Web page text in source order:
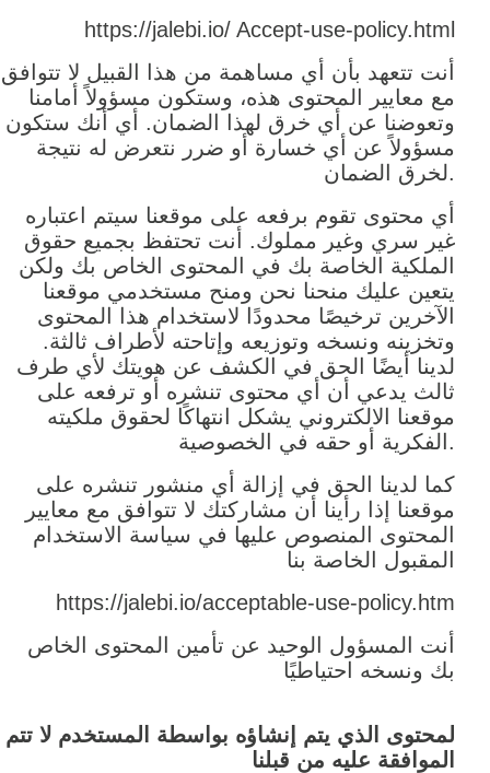
https://jalebi.io/ Accept-use-policy.html
أنت تتعهد بأن أي مساهمة من هذا القبيل لا تتوافق
مع معايير المحتوى هذه، وستكون مسؤولاً أمامنا
وتعوضنا عن أي خرق لهذا الضمان. أي أنك ستكون
مسؤولاً عن أي خسارة أو ضرر نتعرض له نتيجة
لخرق الضمان.
أي محتوى تقوم برفعه على موقعنا سيتم اعتباره
غير سري وغير مملوك. أنت تحتفظ بجميع حقوق
الملكية الخاصة بك في المحتوى الخاص بك ولكن
يتعين عليك منحنا نحن ومنح مستخدمي موقعنا
الآخرين ترخيصًا محدودًا لاستخدام هذا المحتوى
وتخزينه ونسخه وتوزيعه وإتاحته لأطراف ثالثة.
لدينا أيضًا الحق في الكشف عن هويتك لأي طرف
ثالث يدعي أن أي محتوى تنشره أو ترفعه على
موقعنا الالكتروني يشكل انتهاكًا لحقوق ملكيته
الفكرية أو حقه في الخصوصية.
كما لدينا الحق في إزالة أي منشور تنشره على
موقعنا إذا رأينا أن مشاركتك لا تتوافق مع معايير
المحتوى المنصوص عليها في سياسة الاستخدام
المقبول الخاصة بنا
https://jalebi.io/acceptable-use-policy.htm
أنت المسؤول الوحيد عن تأمين المحتوى الخاص
بك ونسخه احتياطيًا
لمحتوى الذي يتم إنشاؤه بواسطة المستخدم لا تتم
الموافقة عليه من قبلنا